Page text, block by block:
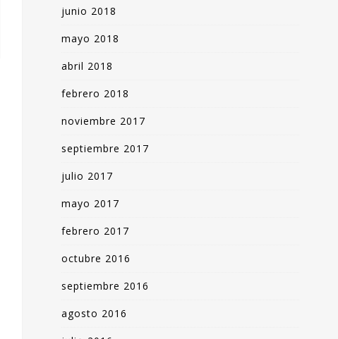
junio 2018
mayo 2018
abril 2018
febrero 2018
noviembre 2017
septiembre 2017
julio 2017
mayo 2017
febrero 2017
octubre 2016
septiembre 2016
agosto 2016